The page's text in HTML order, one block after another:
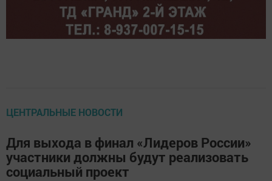
ЦЕНТРАЛЬНЫЕ НОВОСТИ
Для выхода в финал «Лидеров России»
участники должны будут реализовать
социальный проект